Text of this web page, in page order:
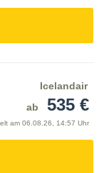
Icelandair
ab
535 €
am 06.08.26, 14:57 Uhr